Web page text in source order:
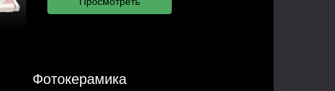
Фотокерамика